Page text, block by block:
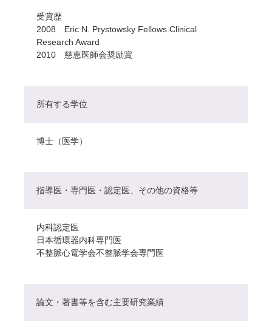
受賞歴
2008 Eric N. Prystowsky Fellows Clinical
Research Award
2010 慈恵医師会奨励賞
所有する学位
博士（医学）
指導医・専門医・認定医、その他の資格等
内科認定医
日本循環器内科専門医
不整脈心電学会不整脈学会専門医
論文・著書等を含む主要研究業績